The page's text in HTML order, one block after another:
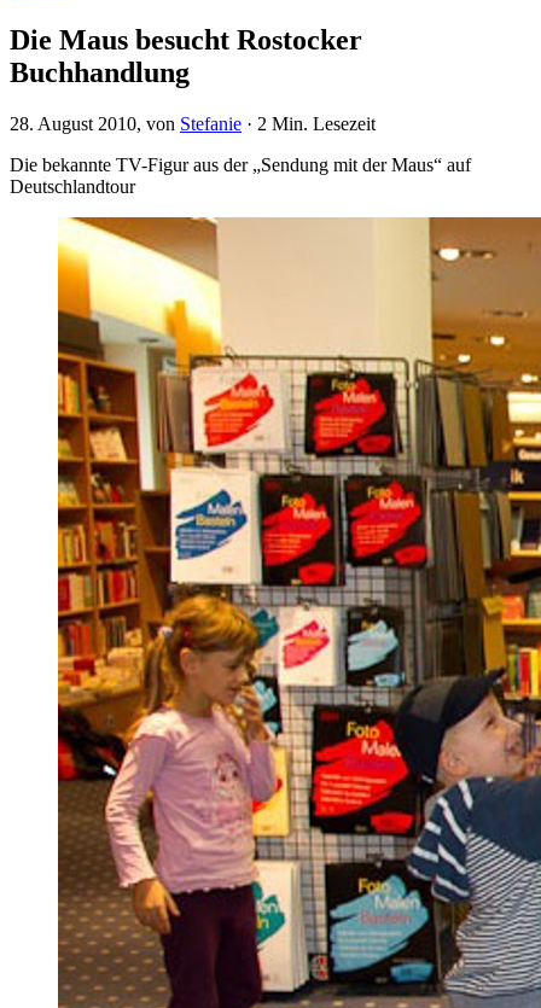
Die Maus besucht Rostocker
Buchhandlung
28. August 2010, von Stefanie · 2 Min. Lesezeit
Die bekannte TV-Figur aus der „Sendung mit der Maus“ auf
Deutschlandtour